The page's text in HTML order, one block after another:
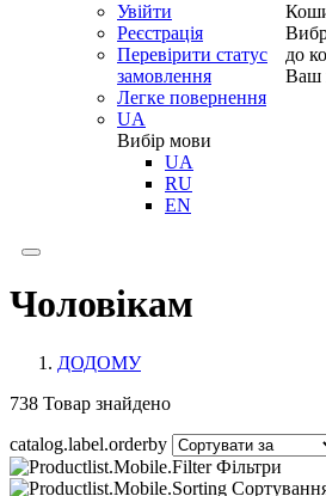
Увійти
Реєстрація
Перевірити статус
замовлення
Легке повернення
UA
Вибір мови
UA
RU
EN
до
Ваш
Чоловікам
ДОДОМУ
738 Товар знайдено
catalog.label.orderby
Фільтри